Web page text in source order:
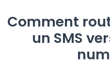
Comment
un SMS